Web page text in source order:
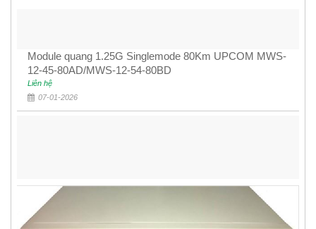
Module quang 1.25G Singlemode 80Km UPCOM MWS-
12-45-80AD/MWS-12-54-80BD
Liên hệ
07-01-2026